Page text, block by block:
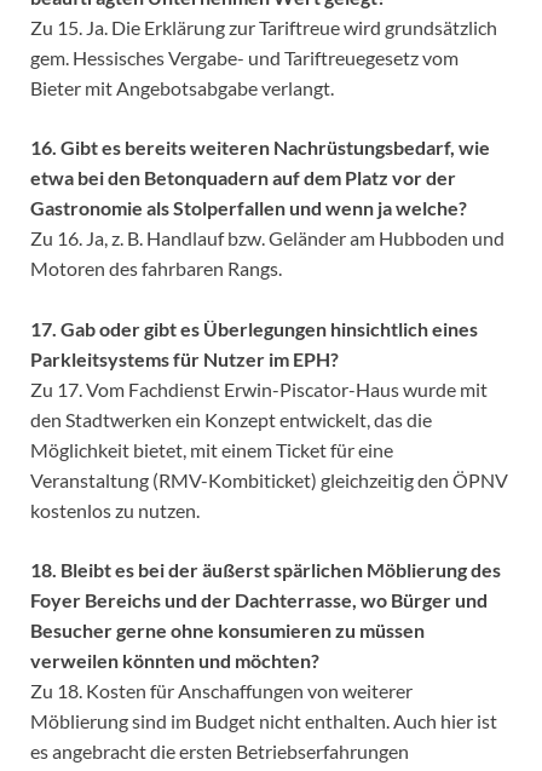
Zu 15. Ja. Die Erklärung zur Tariftreue wird grundsätzlich
gem. Hessisches Vergabe- und Tariftreuegesetz vom
Bieter mit Angebotsabgabe verlangt.
16. Gibt es bereits weiteren Nachrüstungsbedarf, wie
etwa bei den Betonquadern auf dem Platz vor der
Gastronomie als Stolperfallen und wenn ja welche?
Zu 16. Ja, z. B. Handlauf bzw. Geländer am Hubboden und
Motoren des fahrbaren Rangs.
17. Gab oder gibt es Überlegungen hinsichtlich eines
Parkleitsystems für Nutzer im EPH?
Zu 17. Vom Fachdienst Erwin-Piscator-Haus wurde mit
den Stadtwerken ein Konzept entwickelt, das die
Möglichkeit bietet, mit einem Ticket für eine
Veranstaltung (RMV-Kombiticket) gleichzeitig den ÖPNV
kostenlos zu nutzen.
18. Bleibt es bei der äußerst spärlichen Möblierung des
Foyer Bereichs und der Dachterrasse, wo Bürger und
Besucher gerne ohne konsumieren zu müssen
verweilen könnten und möchten?
Zu 18. Kosten für Anschaffungen von weiterer
Möblierung sind im Budget nicht enthalten. Auch hier ist
es angebracht die ersten Betriebserfahrungen